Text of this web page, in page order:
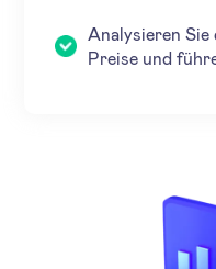
Analysieren Sie
Preise und